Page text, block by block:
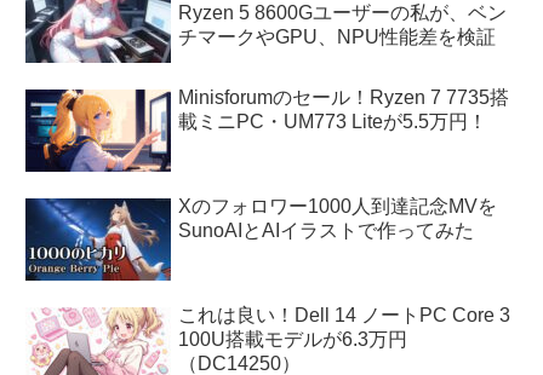
Ryzen 5 8600Gユーザーの私が、ベン
チマークやGPU、NPU性能差を検証
Minisforumのセール！Ryzen 7 7735搭
載ミニPC・UM773 Liteが5.5万円！
Xのフォロワー1000人到達記念MVを
SunoAIとAIイラストで作ってみた
これは良い！Dell 14 ノートPC Core 3
100U搭載モデルが6.3万円
（DC14250）